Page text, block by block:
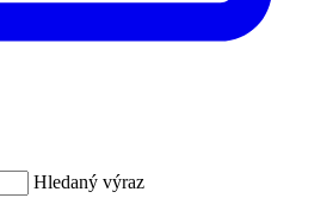
Hledaný výraz